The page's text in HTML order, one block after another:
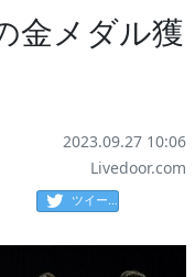
金メダル獲
2023.09.27 10:06
Livedoor.com
ツイート